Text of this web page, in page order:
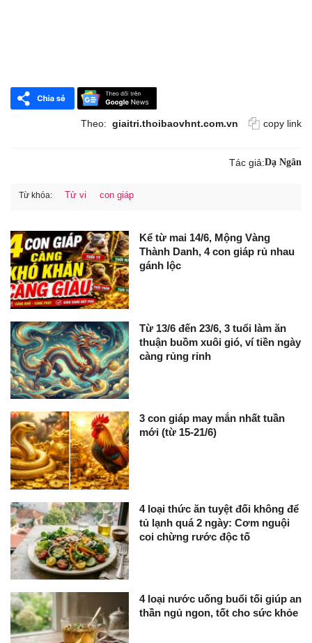
Theo: giaitri.thoibaovhnt.com.vn copy link
Tác giả:Dạ Ngân
Từ khóa: Tử vi con giáp
Kể từ mai 14/6, Mộng Vàng
Thành Danh, 4 con giáp rủ nhau
gánh lộc
Từ 13/6 đến 23/6, 3 tuổi làm ăn
thuận buồm xuôi gió, ví tiền ngày
càng rủng rỉnh
3 con giáp may mắn nhất tuần
mới (từ 15-21/6)
4 loại thức ăn tuyệt đối không để
tủ lạnh quá 2 ngày: Cơm nguội
coi chừng rước độc tố
4 loại nước uống buổi tối giúp an
thần ngủ ngon, tốt cho sức khỏe